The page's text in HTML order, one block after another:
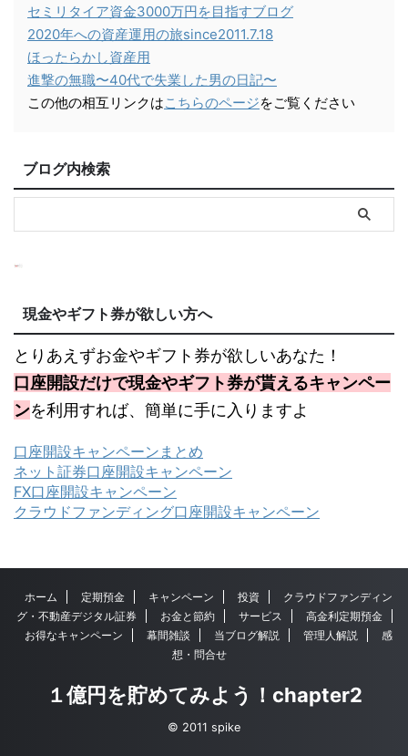
セミリタイア資金3000万円を目指すブログ
2020年への資産運用の旅since2011.7.18
ほったらかし資産用
進撃の無職〜40代で失業した男の日記〜
この他の相互リンクはこちらのページをご覧ください
ブログ内検索
現金やギフト券が欲しい方へ
とりあえずお金やギフト券が欲しいあなた！
口座開設だけで現金やギフト券が貰えるキャンペー
ンを利用すれば、簡単に手に入りますよ
口座開設キャンペーンまとめ
ネット証券口座開設キャンペーン
FX口座開設キャンペーン
クラウドファンディング口座開設キャンペーン
ホーム 定期預金 キャンペーン 投資
クラウドファンディン
グ・不動産デジタル証券
お金と節約 サービス
高金利定期預金
お得なキャンペーン
幕間雑談 当ブログ解説 管理人解説
感
想・問合せ
１億円を貯めてみよう！chapter2
© 2011 spike